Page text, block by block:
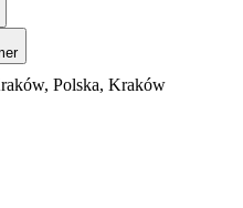
Polska, Kraków